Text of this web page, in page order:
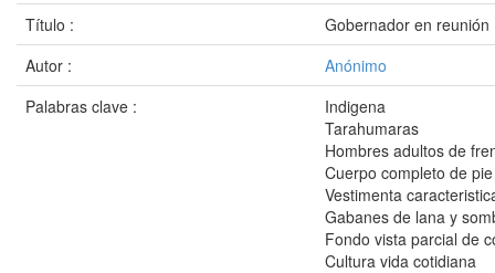
Título :
Gobernador en reunión
Autor :
Anónimo
Palabras clave :
Indigena
Tarahumaras
Hombres adultos de
Cuerpo completo de pie
Vestimenta
Gabanes de lana y
Fondo vista parcial de
Cultura vida cotidiana